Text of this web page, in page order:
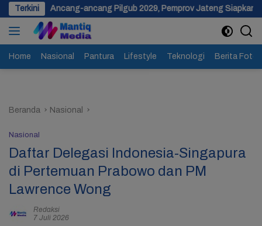
Langsung
ke
konten
Terkini
ancang Pilgub 2029, Pemprov Jateng Siapkan Dana Cadangan
Home Nasional Pantura Lifestyle Teknologi Berita Foto
Beranda Nasional
Nasional
Daftar Delegasi Indonesia-Singapura
di Pertemuan Prabowo dan PM
Lawrence Wong
Redaksi
7 Juli 2026